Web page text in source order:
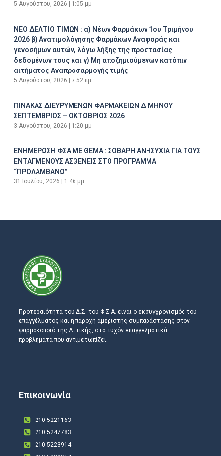
5 Αυγούστου, 2026 1:05 μμ
ΝΕΟ ΔΕΛΤΙΟ ΤΙΜΩΝ : α) Νέων Φαρμάκων 1ου Τριμήνου
2026 β) Ανατιμολόγησης Φαρμάκων Αναφοράς και
γενοσήμων αυτών, λόγω λήξης της προστασίας
δεδομένων τους και γ) Μη αποζημιούμενων κατόπιν
αιτήματος Αναπροσαρμογής τιμής
5 Αυγούστου, 2026 7:52 πμ
ΠΙΝΑΚΑΣ ΔΙΕΥΡΥΜΕΝΩΝ ΦΑΡΜΑΚΕΙΩΝ ΔΙΜΗΝΟΥ
ΣΕΠΤΕΜΒΡΙΟΣ – ΟΚΤΩΒΡΙΟΣ 2026
3 Αυγούστου, 2026 1:20 μμ
ΕΝΗΜΕΡΩΣΗ ΦΣΑ ΜΕ ΘΕΜΑ : ΣΟΒΑΡΗ ΑΝΗΣΥΧΙΑ ΓΙΑ ΤΟΥΣ
ΕΝΤΑΓΜΕΝΟΥΣ ΑΣΘΕΝΕΙΣ ΣΤΟ ΠΡΟΓΡΑΜΜΑ
“ΠΡΟΛΑΜΒΑΝΩ”
31 Ιουλίου, 2026 1:46 μμ
Προτεραιότητα του Δ.Σ. του Φ.Σ.Α. είναι ο εκσυγχρονισμός του
επαγγέλματος και η παροχή αμέριστης συμπαράστασης στον
φαρμακοποιό της Αττικής, στα τυχόν επαγγελματικά
προβλήματα που αντιμετωπίζει.
Επικοινωνία
210 5221163
210 5247783
210 5223914